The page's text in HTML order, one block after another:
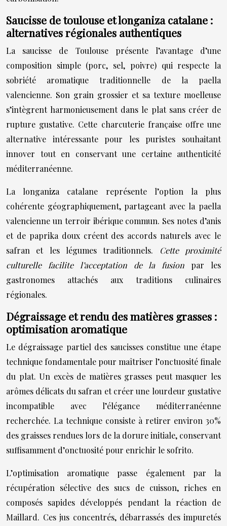
Saucisse de toulouse et longaniza catalane :
alternatives régionales authentiques
La saucisse de Toulouse présente l’avantage d’une
composition simple (porc, sel, poivre) qui respecte la
sobriété aromatique traditionnelle de la paella
valencienne. Son grain grossier et sa texture moelleuse
s’intègrent harmonieusement dans le plat sans créer de
rupture gustative. Cette charcuterie française offre une
alternative intéressante pour les puristes souhaitant
innover tout en conservant une certaine authenticité
méditerranéenne.
La longaniza catalane représente l’option la plus
cohérente géographiquement, partageant avec la paella
valencienne un terroir ibérique commun. Ses notes d’anis
et de paprika doux créent des accords naturels avec le
safran et les légumes traditionnels.
Cette proximité
culturelle facilite l’acceptation de la fusion par les
gastronomes attachés aux traditions culinaires
régionales.
Dégraissage et rendu des matières grasses :
optimisation aromatique
Le dégraissage partiel des saucisses constitue une étape
technique fondamentale pour maîtriser l’onctuosité finale
du plat. Un excès de matières grasses peut masquer les
arômes délicats du safran et créer une lourdeur gustative
incompatible avec l’élégance méditerranéenne
recherchée. La technique consiste à retirer environ 30%
des graisses rendues lors de la dorure initiale, conservant
suffisamment d’onctuosité pour enrichir le sofrito.
L’optimisation aromatique passe également par la
récupération sélective des sucs de cuisson, riches en
composés sapides développés pendant la réaction de
Maillard. Ces jus concentrés, débarrassés des impuretés